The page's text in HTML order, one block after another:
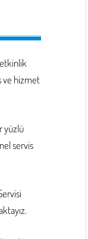
ve hizmet
yüzlü
servis